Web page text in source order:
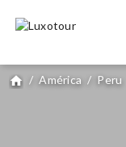
home / América / Peru